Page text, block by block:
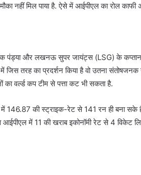
नहीं मिल पाया है. ऐसे में आईपीएल का रोल काफी
पंड्या और लखनऊ सुपर जायंट्स (LSG) के
जिस तरह का प्रदर्शन किया है वो उतना संतोषजनक
वर्ल्ड कप टीम से पत्ता कट भी सकता है.
146.87 की स्ट्राइक-रेट से 141 रन ही बना सके हैं.
आईपीएल में 11 की खराब इकोनॉमी रेट से 4 विकेट